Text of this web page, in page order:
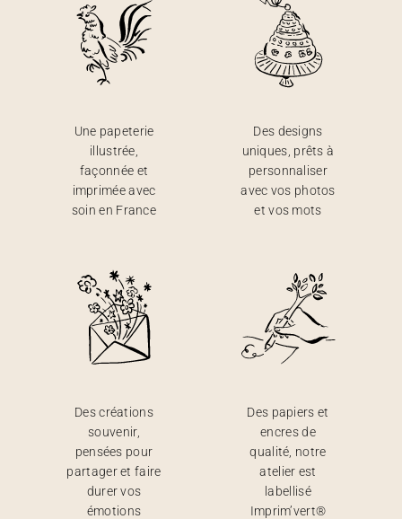
Une papeterie
illustrée,
façonnée et
imprimée avec
soin en France
Des designs
uniques, prêts à
personnaliser
avec vos photos
et vos mots
Des créations
souvenir,
pensées pour
partager et faire
durer vos
émotions
Des papiers et
encres de
qualité, notre
atelier est
labellisé
Imprim’vert®